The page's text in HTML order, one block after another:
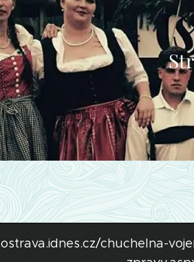
ostrava.idnes.cz/chuchelna-